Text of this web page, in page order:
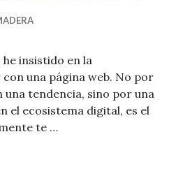
insistido en la
una página web. No por
tendencia, sino por una
el ecosistema digital, es el
te …